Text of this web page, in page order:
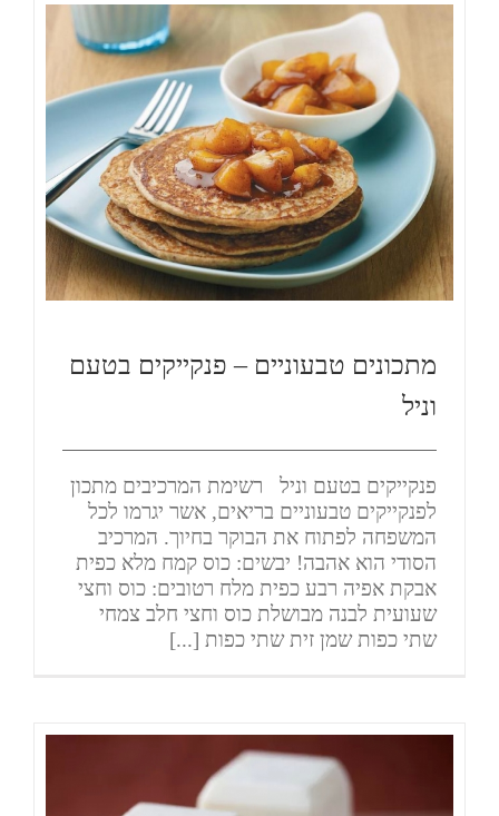
מתכונים טבעוניים – פנקייקים בטעם
וניל
פנקייקים בטעם וניל רשימת המרכיבים מתכון
לפנקייקים טבעוניים בריאים, אשר יגרמו לכל
המשפחה לפתוח את הבוקר בחיוך. המרכיב
הסודי הוא אהבה! יבשים: כוס קמח מלא כפית
אבקת אפיה רבע כפית מלח רטובים: כוס וחצי
שעועית לבנה מבושלת כוס וחצי חלב צמחי
שתי כפות שמן זית שתי כפות [...]